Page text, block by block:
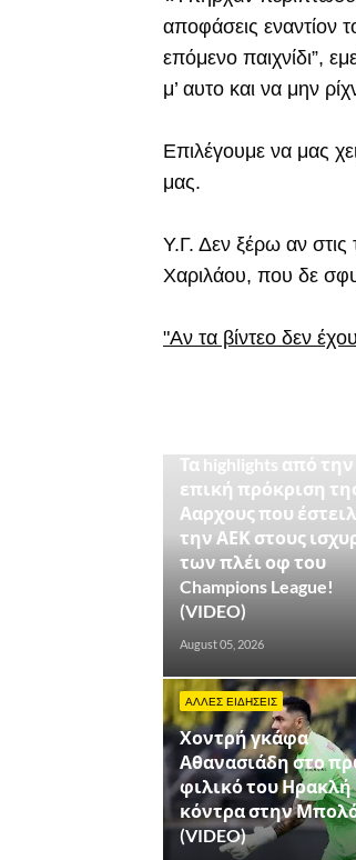
αποφάσεις εναντίον
επόμενο παιχνίδι”,
μ’ αυτο και να μην
Επιλέγουμε να μας
μας.
Υ.Γ. Δεν ξέρω αν στις
Χαριλάου, που δε
"Αν τα βίντεο δεν
Τα highlights από την
επική πρόκριση
Ααρχους που
την ΑΕΚ στους
των πλέι οφ του
Champions League!
(VIDEO)
August 05, 2026
ΑΛΛΕΣ ΕΙΔΗΣΕΙΣ
Χοντρή γκάφα
Αθανασιάδη στο
φιλικό του Ηρακλή
κόντρα στην
(VIDEO)